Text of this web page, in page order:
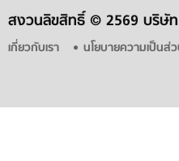
สงวนลิขสิทธิ์ © 2569 บริษัท
เกี่ยวกับเรา นโยบายความเป็นส่